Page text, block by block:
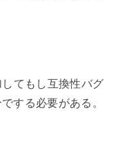
てもし互換性バグ
する必要がある。